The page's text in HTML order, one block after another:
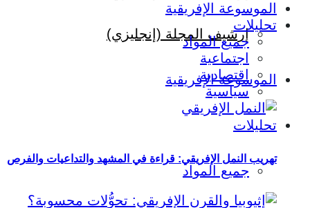
إرشيف المجلة (إنجليزي)
الموسوعة الإفريقية
تحليلات
جميع المواد
الموسوعة الإفريقية
تحليلات
جميع المواد
اجتماعية
اقتصادية
سياسية
تهريب النمل الإفريقي: قراءة في المشهد والتداعيات والفرص